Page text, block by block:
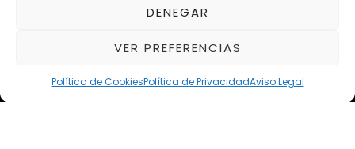
DENEGAR
VER PREFERENCIAS
Política de CookiesPolítica de PrivacidadAviso Legal
Del 02/10/2026 al 05/10/2026